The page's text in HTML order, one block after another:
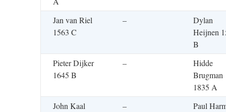
Jan van Riel
1563 C
–
Dylan
Heijnen
B
Pieter Dijker
1645 B
–
Hidde
Brugman
1835 A
John Kaal
–
Paul